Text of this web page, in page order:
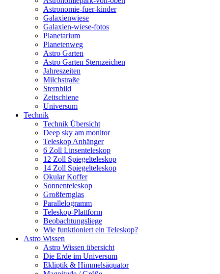
Astronomie-fuer-kinder
Galaxienwiese
Galaxien-wiese-fotos
Planetarium
Planetenweg
Astro Garten
Astro Garten Sternzeichen
Jahreszeiten
Milchstraße
Sternbild
Zeitschiene
Universum
Technik
Technik Übersicht
Deep sky am monitor
Teleskop Anhänger
6 Zoll Linsenteleskop
12 Zoll Spiegelteleskop
14 Zoll Spiegelteleskop
Okular Koffer
Sonnenteleskop
Großfernglas
Parallelogramm
Teleskop-Plattform
Beobachtungsliege
Wie funktioniert ein Teleskop?
Astro Wissen
Astro Wissen übersicht
Die Erde im Universum
Ekliptik & Himmelsäquator